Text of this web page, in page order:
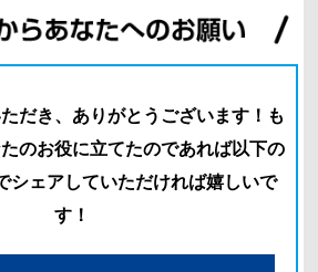
だき、ありがとうございます！ も
のお役に立てたのであれば以下の
シェアしていただければ嬉しいで
す！